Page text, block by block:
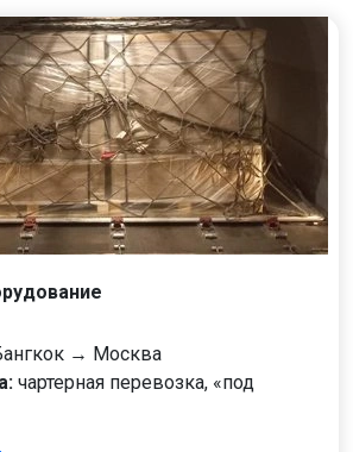
→ Москва
чартерная перевозка, «под